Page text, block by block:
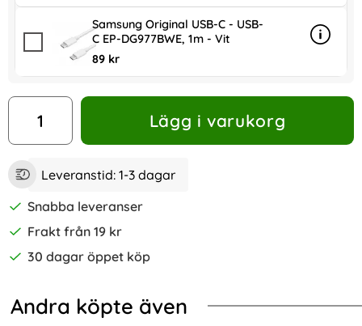
Samsung Original USB-C - USB-
C EP-DG977BWE, 1m - Vit
89 kr
Info
mer
antal
Lägg i varukorg
Leveranstid: 1-3 dagar
Snabba leveranser
Frakt från 19 kr
30 dagar öppet köp
Andra köpte även